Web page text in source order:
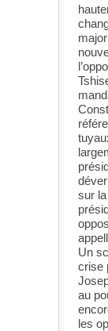
sur
Un
crise
au
les